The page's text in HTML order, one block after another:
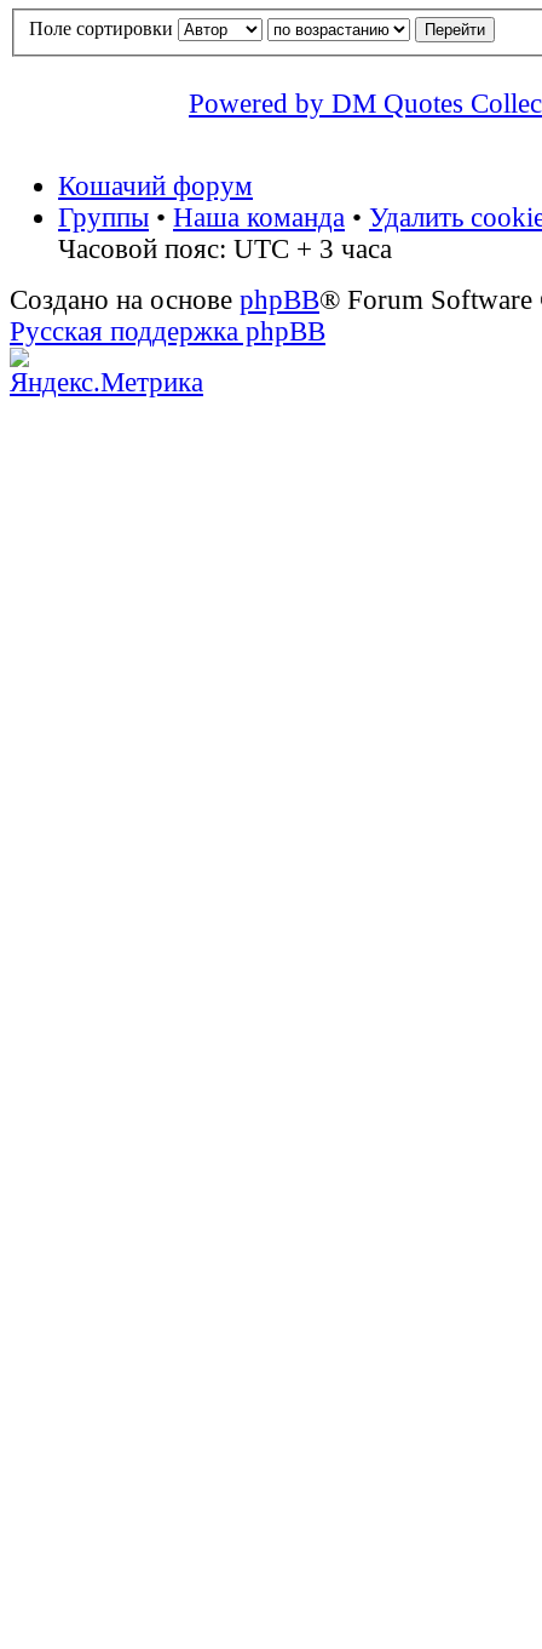
Поле сортировки
Powered by DM Quotes
Кошачий форум
Группы • Наша команда • Удалить
Часовой пояс: UTC + 3 часа
Создано на основе phpBB® Forum
Русская поддержка phpBB